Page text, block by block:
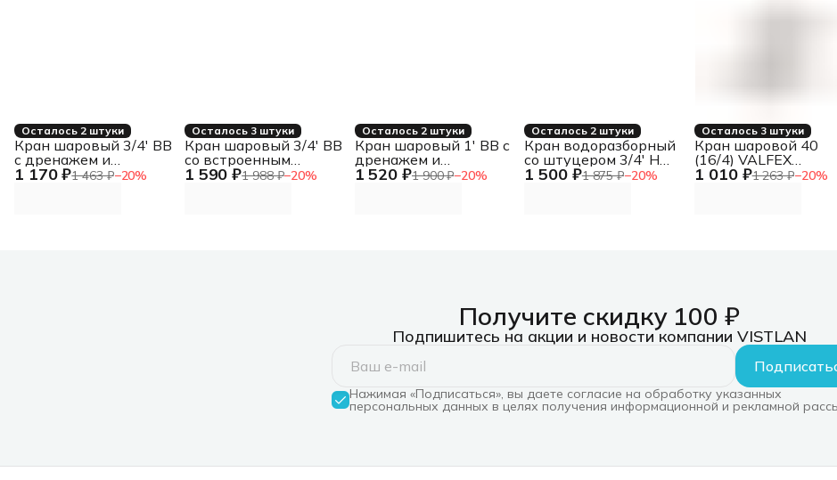
Осталось 2 штуки
1 170 ₽1 463 ₽−20%
Кран шаровый 3/4' ВВ
с дренажем и
воздухоотводчиком
Осталось 3 штуки
1 590 ₽1 988 ₽−20%
Кран шаровый 3/4' ВВ
со встроенным
фильтром ручка
Осталось 2 штуки
1 520 ₽1 900 ₽−20%
Кран шаровый 1' ВВ с
дренажем и
воздухоотводчиком
Осталось 2 штуки
1 500 ₽1 875 ₽−20%
Кран водоразборный
со штуцером 3/4' Н
длинная ручка GAR
Осталось 3 штуки
1 010 ₽1 263 ₽−20%
Кран шаровой 40
(16/4) VALFEX
10144040
Получите скидку 100 ₽
Подпишитесь на акции и новости компании VISTLAN
Нажимая «Подписаться», вы даете согласие на обработку указанных
персональных данных в целях получения информационной и рекламной